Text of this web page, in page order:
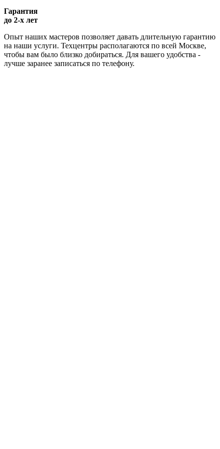
Гарантия
до 2-х лет
Опыт наших мастеров позволяет давать длительную гарантию
на наши услуги. Техцентры располагаются по всей Москве,
чтобы вам было близко добираться. Для вашего удобства -
лучше заранее записаться по телефону.